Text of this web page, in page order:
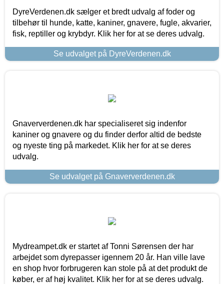
DyreVerdenen.dk sælger et bredt udvalg af foder og
tilbehør til hunde, katte, kaniner, gnavere, fugle, akvarier,
fisk, reptiller og krybdyr. Klik her for at se deres udvalg.
Se udvalget på DyreVerdenen.dk
Gnaververdenen.dk har specialiseret sig indenfor
kaniner og gnavere og du finder derfor altid de bedste
og nyeste ting på markedet. Klik her for at se deres
udvalg.
Se udvalget på Gnaververdenen.dk
Mydreampet.dk er startet af Tonni Sørensen der har
arbejdet som dyrepasser igennem 20 år. Han ville lave
en shop hvor forbrugeren kan stole på at det produkt de
køber, er af høj kvalitet. Klik her for at se deres udvalg.